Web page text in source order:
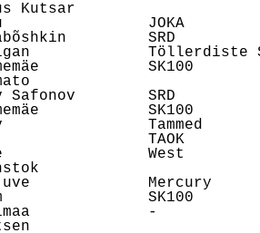
Kutsar
JOKA
SRD
SK100
Safonov        SRD
SK100
Tammed
TAOK
West
Mercury
SK100
-